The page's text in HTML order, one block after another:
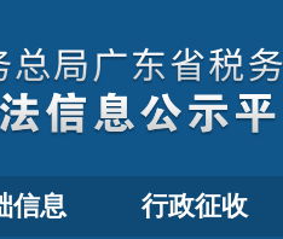
信息 行政征收